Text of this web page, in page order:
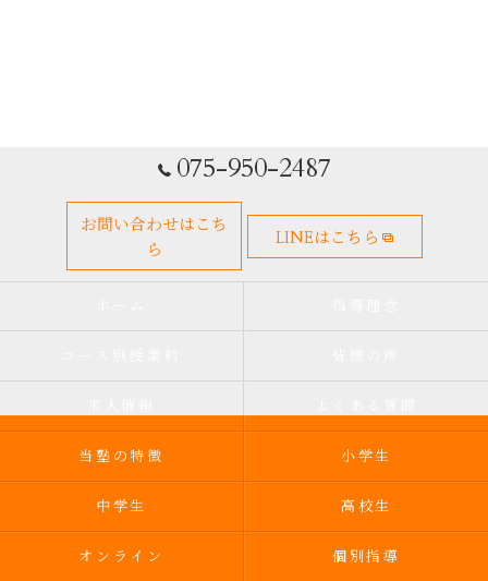
075-950-2487
お問い合わせはこち
ら
LINEはこちら
当塾の特徴 小学生
中学生 高校生
オンライン 個別指導